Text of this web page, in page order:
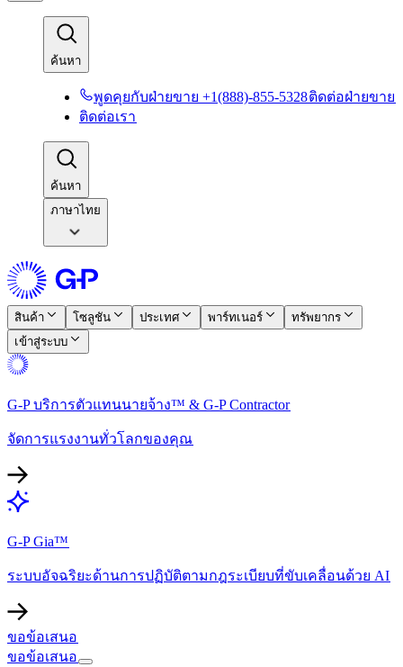
ค้นหา​​
พูดคุยกับฝ่ายขาย +1(888)-855-5328​​ติดต่อฝ่ายขาย​​
ติดต่อเรา​​
ค้นหา​​
ภาษาไทย
สินค้า​​ โซลูชัน​​ ประเทศ​​ พาร์ทเนอร์​​
ทรัพยากร​​
เข้าสู่ระบบ​​
G-P บริการตัวแทนนายจ้าง™ & G-P Contractor​​
จัดการแรงงานทั่วโลกของคุณ​​
G-P Gia™​​
ระบบอัจฉริยะด้านการปฏิบัติตามกฎระเบียบที่ขับเคลื่อนด้วย AI​​
ขอข้อเสนอ​​
ขอข้อเสนอ​​